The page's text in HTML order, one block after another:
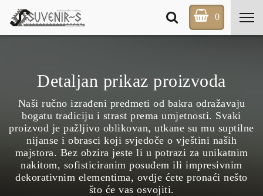
0
Detaljan prikaz proizvoda
Naši ručno izrađeni predmeti od bakra odražavaju
bogatu tradiciju i strast prema umjetnosti. Svaki
proizvod je pažljivo oblikovan, utkane su mu suptilne
nijanse i obrasci koji svjedoče o vještini naših
majstora. Bez obzira jeste li u potrazi za unikatnim
nakitom, sofisticiranim posuđem ili impresivnim
dekorativnim elementima, ovdje ćete pronaći nešto
što će vas osvojiti.